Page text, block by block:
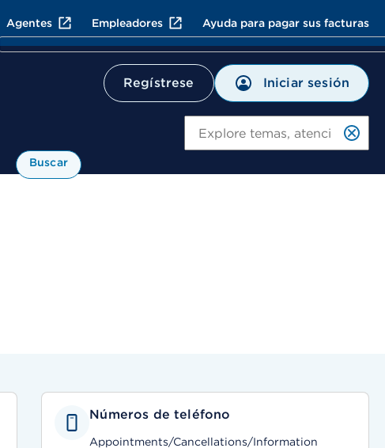
Agentes Empleadores Ayuda para pagar sus facturas
Regístrese Iniciar sesión
Buscar
Números de teléfono
Appointments/Cancellations/Information